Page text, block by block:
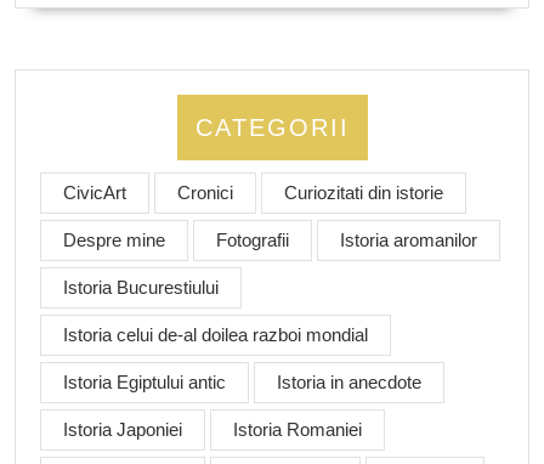
CATEGORII
CivicArt Cronici Curiozitati din istorie
Despre mine Fotografii Istoria aromanilor
Istoria Bucurestiului
Istoria celui de-al doilea razboi mondial
Istoria Egiptului antic Istoria in anecdote
Istoria Japoniei Istoria Romaniei